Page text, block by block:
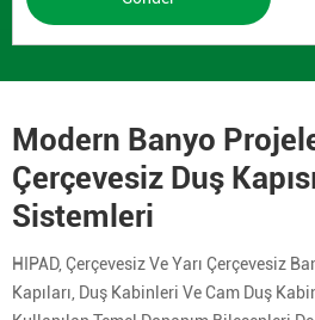
Modern Banyo
Çerçevesiz Duş
Sistemleri
HIPAD, Çerçevesiz Ve Yarı Çerçevesiz
Kapıları, Duş Kabinleri Ve Cam Duş